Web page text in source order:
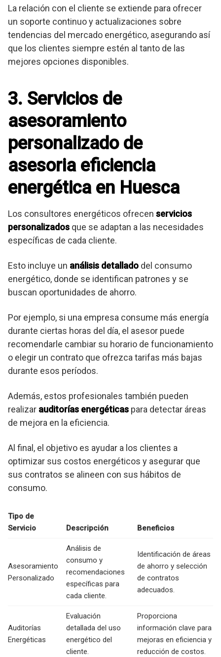
La relación con el cliente se extiende para ofrecer
un soporte continuo y actualizaciones sobre
tendencias del mercado energético, asegurando así
que los clientes siempre estén al tanto de las
mejores opciones disponibles.
3. Servicios de
asesoramiento
personalizado de
asesoria eficiencia
energética en Huesca
Los consultores energéticos ofrecen servicios
personalizados que se adaptan a las necesidades
específicas de cada cliente.
Esto incluye un análisis detallado del consumo
energético, donde se identifican patrones y se
buscan oportunidades de ahorro.
Por ejemplo, si una empresa consume más energía
durante ciertas horas del día, el asesor puede
recomendarle cambiar su horario de funcionamiento
o elegir un contrato que ofrezca tarifas más bajas
durante esos períodos.
Además, estos profesionales también pueden
realizar auditorías energéticas para detectar áreas
de mejora en la eficiencia.
Al final, el objetivo es ayudar a los clientes a
optimizar sus costos energéticos y asegurar que
sus contratos se alineen con sus hábitos de
consumo.
Tipo de
Servicio
Descripción Beneficios
Asesoramiento
Personalizado
Análisis de
consumo y
recomendaciones
específicas para
cada cliente.
Identificación de áreas
de ahorro y selección
de contratos
adecuados.
Auditorías
Energéticas
Evaluación
detallada del uso
energético del
cliente.
Proporciona
información clave para
mejoras en eficiencia y
reducción de costos.